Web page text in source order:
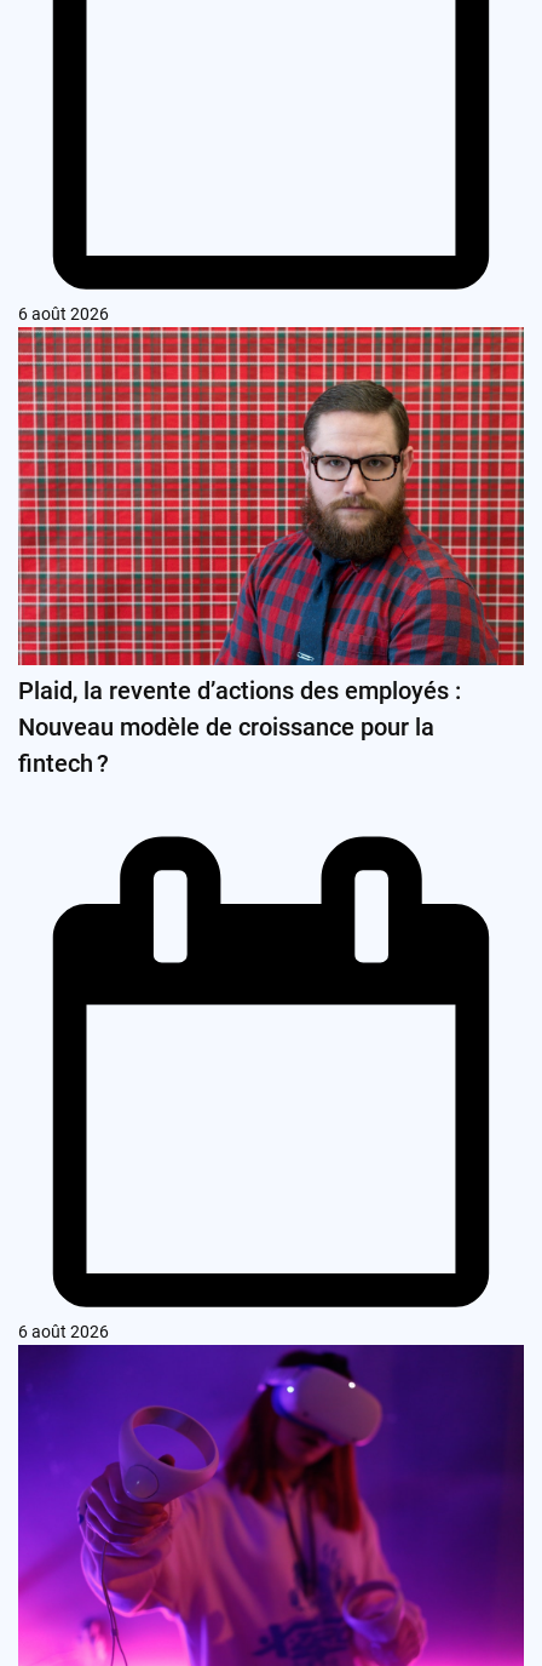
6 août 2026
Plaid, la revente d’actions des employés :
Nouveau modèle de croissance pour la
fintech ?
6 août 2026